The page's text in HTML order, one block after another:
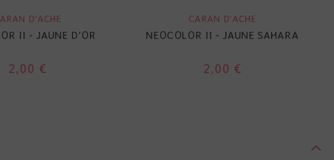
D'ACHE
II - JAUNE D'OR
2,00 €
CARAN D'ACHE
NEOCOLOR II - JAUNE SAHARA
2,00 €